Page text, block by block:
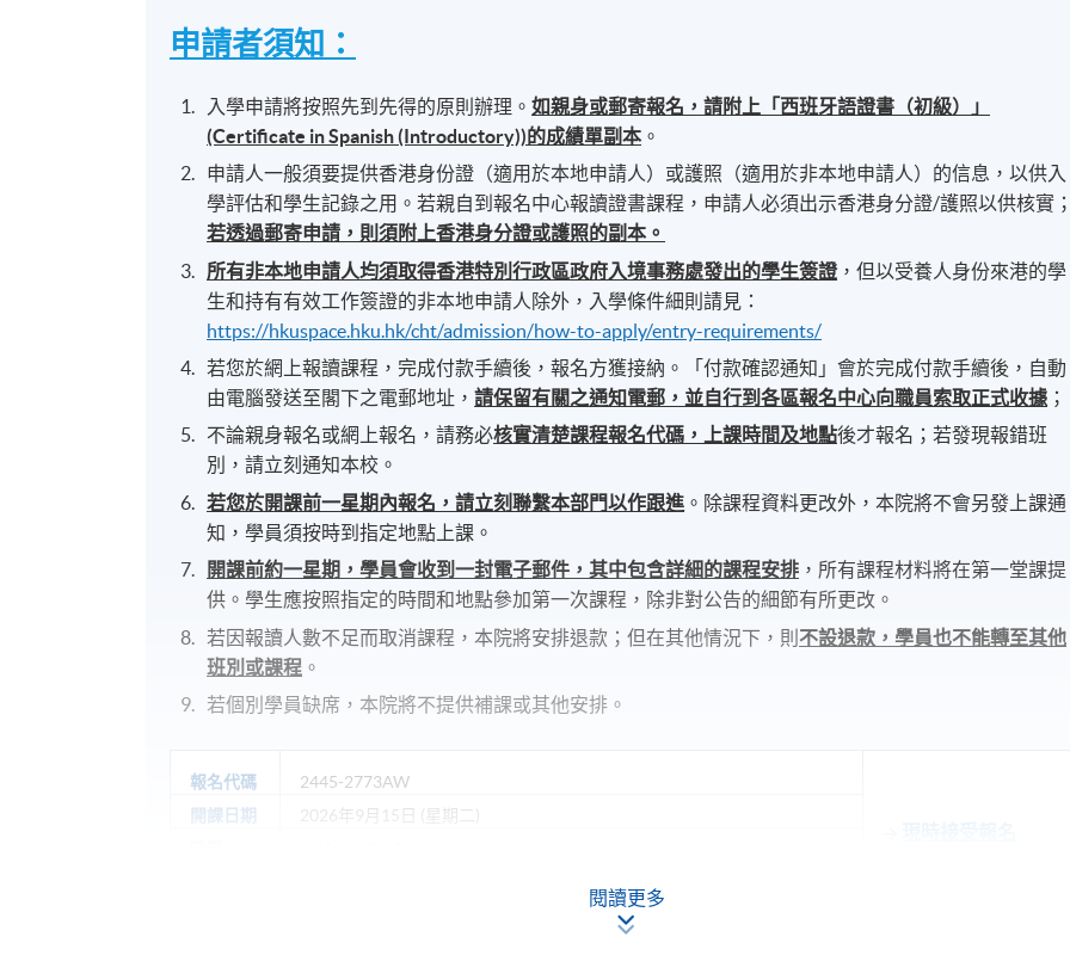
申請者須知：
入學申請將按照先到先得的原則辦理。如親身或郵寄報名，請附上「西班牙語證書（初級）」
(Certificate in Spanish (Introductory))的成績單副本 。
申請人一般須要提供香港身份證（適用於本地申請人）或護照（適用於非本地申請人）的信息，以供入
學評估和學生記錄之用。若親自到報名中心報讀證書課程，申請人必須出示香港身分證/護照以供核實
若透過郵寄申請，則須附上香港身分證或護照的副本。
所有非本地申請人均須取得香港特別行政區政府入境事務處發出的學生簽證 ，但以受養人身份來港的學
生和持有有效工作簽證的非本地申請人除外，入學條件細則請見：
https://hkuspace.hku.hk/cht/admission/how-to-apply/entry-requirements/
若您於網上報讀課程，完成付款手續後，報名方獲接納。「付款確認通知」會於完成付款手續後，自動
由電腦發送至閣下之電郵地址，請保留有關之通知電郵，並自行到各區報名中心向職員索取正式收據 ；
不論親身報名或網上報名，請務必核實清楚課程報名代碼，上課時間及地點後才報名；若發現報錯班
別，請立刻通知本校。
若您於開課前一星期內報名，請立刻聯繫本部門以作跟進 。除課程資料更改外，本院將不會另發上課通
知，學員須按時到指定地點上課。
開課前約一星期，學員會收到一封電子郵件，其中包含詳細的課程安排 ，所有課程材料將在第一堂課提
供。學生應按照指定的時間和地點參加第一次課程，除非對公告的細節有所更改。
若因報讀人數不足而取消課程，本院將安排退款；但在其他情況下，則 不設退款，學員也不能轉至其他
班別或課程 。
若個別學員缺席，本院將不提供補課或其他安排。
報名代碼 2445-2773AW
開課日期
2026年9月15日 (星期二)
閱讀更多